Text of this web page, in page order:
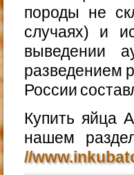
породы не
случаях) и
выведении
разведением
России
Купить яйца
нашем
//